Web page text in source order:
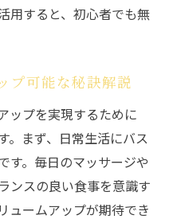
用すると、初心者でも無
プ可能な秘訣解説
ップを実現するために
。まず、日常生活にバス
す。毎日のマッサージや
ンスの良い食事を意識す
ュームアップが期待でき